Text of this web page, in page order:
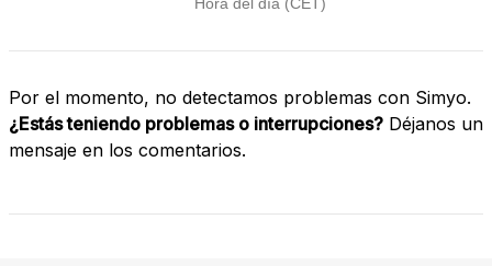
Por el momento, no detectamos problemas con Simyo.
¿Estás teniendo problemas o interrupciones? Déjanos un
mensaje en los comentarios.